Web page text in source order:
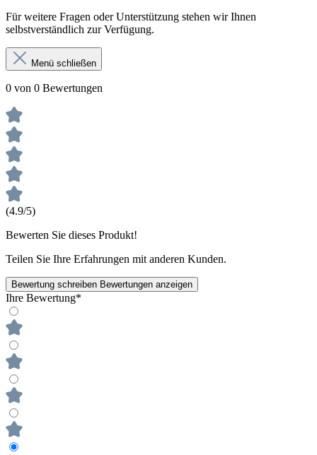
Für weitere Fragen oder Unterstützung stehen wir Ihnen
selbstverständlich zur Verfügung.
Menü schließen
0 von 0 Bewertungen
(4.9/5)
Bewerten Sie dieses Produkt!
Teilen Sie Ihre Erfahrungen mit anderen Kunden.
Bewertung schreiben Bewertungen anzeigen
Ihre Bewertung*